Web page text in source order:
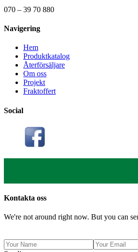
070 – 39 70 880
Navigering
Hem
Produktkatalog
Återförsäljare
Om oss
Projekt
Fraktoffert
Social
Kontakta oss
We're not around right now. But you can